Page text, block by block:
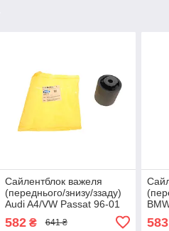
Сайлентблок важеля
(переднього/знизу/ззаду)
Audi A4/VW Passat 96-01
BELGUM PARTS
582₴ 641 ₴ 583